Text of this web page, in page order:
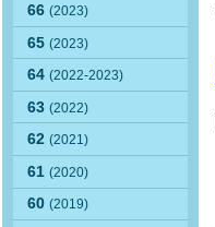
66(2023)
65(2023)
64(2022-2023)
63(2022)
62(2021)
61(2020)
60(2019)